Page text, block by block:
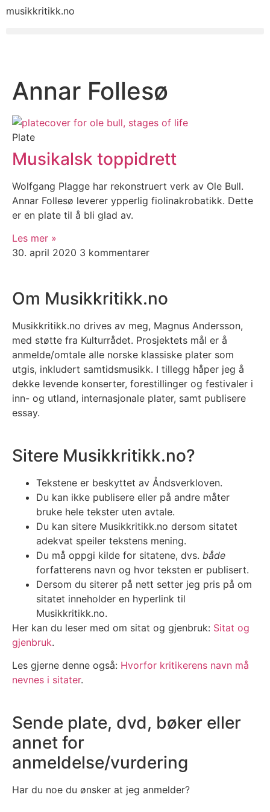
musikkritikk.no
Annar Follesø
Plate
Musikalsk toppidrett
Wolfgang Plagge har rekonstruert verk av Ole Bull.
Annar Follesø leverer ypperlig fiolinakrobatikk. Dette
er en plate til å bli glad av.
Les mer »
30. april 2020 3 kommentarer
Om Musikkritikk.no
Musikkritikk.no drives av meg, Magnus Andersson,
med støtte fra Kulturrådet. Prosjektets mål er å
anmelde/omtale alle norske klassiske plater som
utgis, inkludert samtidsmusikk. I tillegg håper jeg å
dekke levende konserter, forestillinger og festivaler i
inn- og utland, internasjonale plater, samt publisere
essay.
Sitere Musikkritikk.no?
Tekstene er beskyttet av Åndsverkloven.
Du kan ikke publisere eller på andre måter
bruke hele tekster uten avtale.
Du kan sitere Musikkritikk.no dersom sitatet
adekvat speiler tekstens mening.
Du må oppgi kilde for sitatene, dvs. både
forfatterens navn og hvor teksten er publisert.
Dersom du siterer på nett setter jeg pris på om
sitatet inneholder en hyperlink til
Musikkritikk.no.
Her kan du leser med om sitat og gjenbruk: Sitat og
gjenbruk.
Les gjerne denne også: Hvorfor kritikerens navn må
nevnes i sitater.
Sende plate, dvd, bøker eller
annet for
anmeldelse/vurdering
Har du noe du ønsker at jeg anmelder?